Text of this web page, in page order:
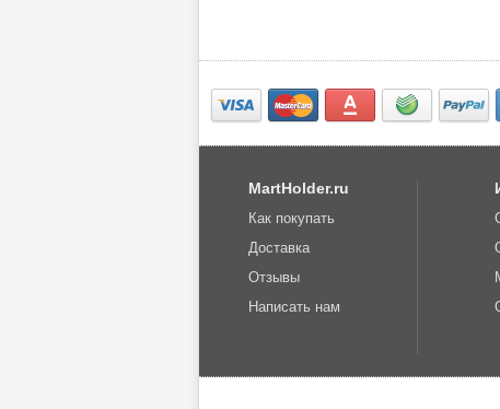
MartHolder.ru
Как покупать
Доставка
Отзывы
Написать нам